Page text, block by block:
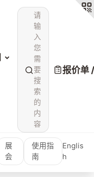
请
输
入
您
需
要
搜
索
的
内
容
报价单
展
会
使用指
南
Englis
h